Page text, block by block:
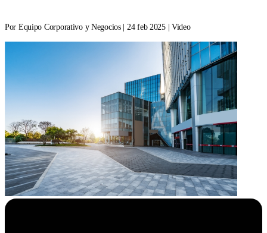
Por Equipo Corporativo y Negocios | 24 feb 2025 | Video